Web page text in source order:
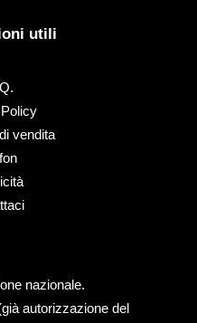
utili
vendita
nazionale.
autorizzazione del